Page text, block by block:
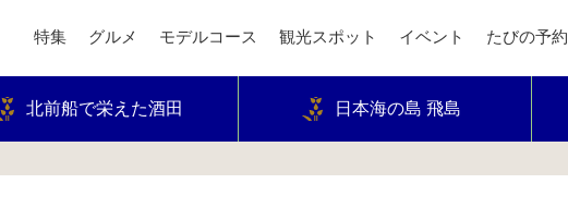
特集 グルメ モデルコース 観光スポット イベント たびの予約
北前船で栄えた酒田 日本海の島 飛島